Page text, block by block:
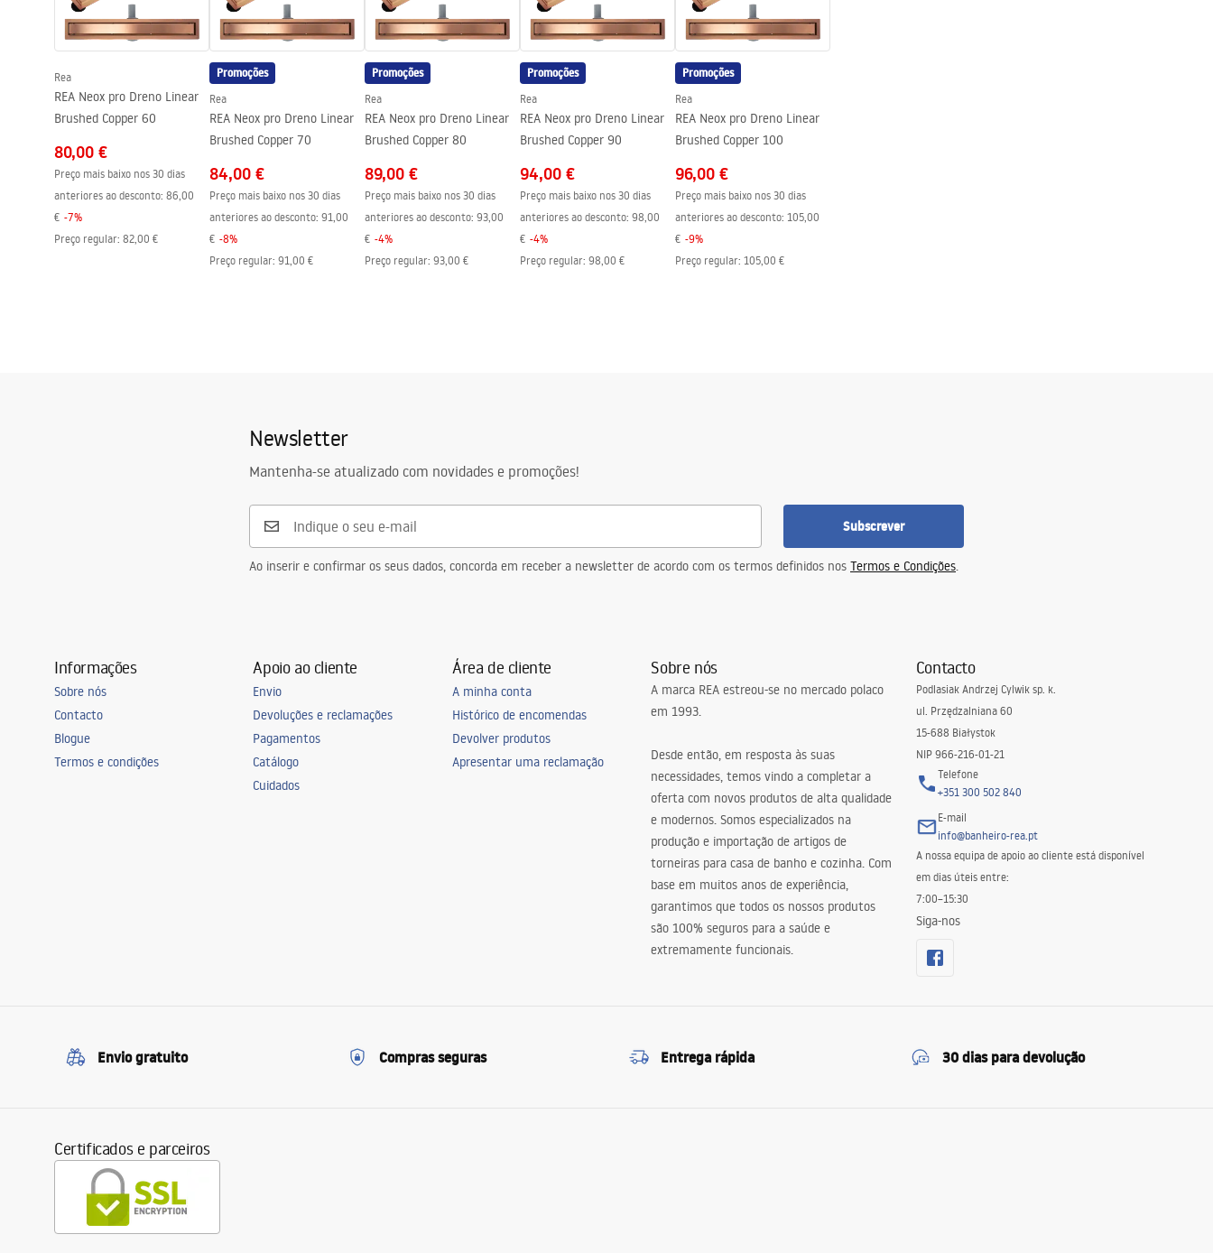
Diâmetro da conexão
3/8 polegada
Rea
REA Neox pro Dreno Linear
Brushed Copper 60
80,00 €
Preço mais baixo nos 30 dias
anteriores ao desconto: 86,00
€ -7%
Preço regular: 82,00 €
Promoções
Rea
REA Neox pro Dreno Linear
Brushed Copper 70
84,00 €
Preço mais baixo nos 30 dias
anteriores ao desconto: 91,00
€ -8%
Preço regular: 91,00 €
Promoções
Rea
REA Neox pro Dreno Linear
Brushed Copper 80
89,00 €
Preço mais baixo nos 30 dias
anteriores ao desconto: 93,00
€ -4%
Preço regular: 93,00 €
Promoções
Rea
REA Neox pro Dreno Linear
Brushed Copper 90
94,00 €
Preço mais baixo nos 30 dias
anteriores ao desconto: 98,00
€ -4%
Preço regular: 98,00 €
Promoções
Rea
REA Neox pro Dreno Linear
Brushed Copper 100
96,00 €
Preço mais baixo nos 30 dias
anteriores ao desconto: 105,00
€ -9%
Preço regular: 105,00 €
Newsletter
Mantenha-se atualizado com novidades e promoções!
Subscrever
Ao inserir e confirmar os seus dados, concorda em receber a newsletter de acordo com os termos definidos nos Termos e Condições.
Informações
Sobre nós
Contacto
Blogue
Termos e condições
Apoio ao cliente
Envio
Devoluções e reclamações
Pagamentos
Catálogo
Cuidados
Área de cliente
A minha conta
Histórico de encomendas
Devolver produtos
Apresentar uma reclamação
Sobre nós
A marca REA estreou-se no mercado polaco
em 1993.
Desde então, em resposta às suas
necessidades, temos vindo a completar a
oferta com novos produtos de alta qualidade
e modernos. Somos especializados na
produção e importação de artigos de
torneiras para casa de banho e cozinha. Com
base em muitos anos de experiência,
garantimos que todos os nossos produtos
são 100% seguros para a saúde e
extremamente funcionais.
Contacto
Podlasiak Andrzej Cylwik sp. k.
ul. Przędzalniana 60
15-688 Białystok
NIP 966-216-01-21
Telefone
+351 300 502 840
E-mail
info@banheiro-rea.pt
A nossa equipa de apoio ao cliente está disponível
em dias úteis entre:
7:00–15:30
Siga-nos
Envio gratuito Compras seguras Entrega rápida 30 dias para devolução
Certificados e parceiros